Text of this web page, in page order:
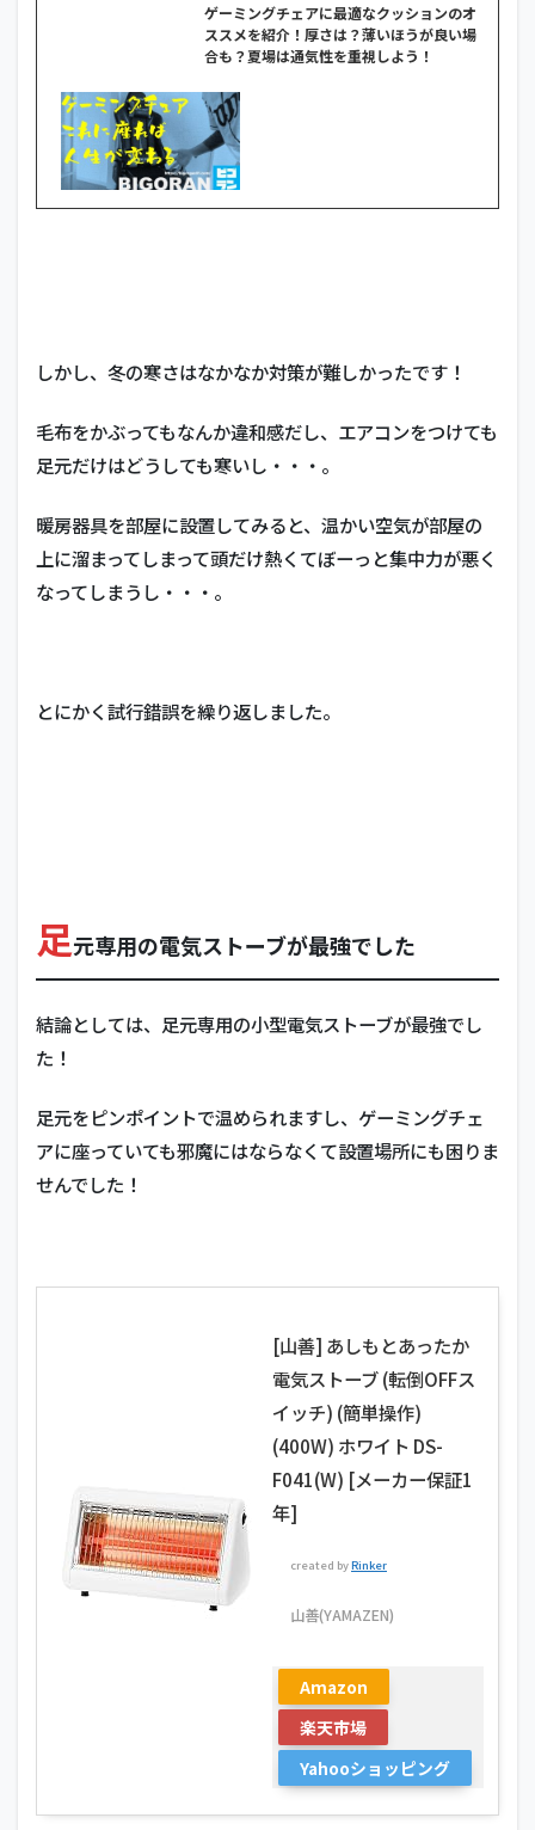
ゲーミングチェアに最適なクッションのオ
ススメを紹介！厚さは？薄いほうが良い場
合も？夏場は通気性を重視しよう！
しかし、冬の寒さはなかなか対策が難しかったです！
毛布をかぶってもなんか違和感だし、エアコンをつけても
足元だけはどうしても寒いし・・・。
暖房器具を部屋に設置してみると、温かい空気が部屋の
上に溜まってしまって頭だけ熱くてぼーっと集中力が悪く
なってしまうし・・・。
とにかく試行錯誤を繰り返しました。
足元専用の電気ストーブが最強でした
結論としては、足元専用の小型電気ストーブが最強でし
た！
足元をピンポイントで温められますし、ゲーミングチェ
アに座っていても邪魔にはならなくて設置場所にも困りま
せんでした！
[山善] あしもとあったか
電気ストーブ (転倒OFFス
イッチ) (簡単操作)
(400W) ホワイト DS-
F041(W) [メーカー保証1
年]
created byRinker
山善(YAMAZEN)
Amazon
楽天市場
Yahooショッピング